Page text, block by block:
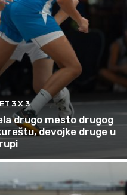
3 X 3
drugo mesto drugog
devojke druge u